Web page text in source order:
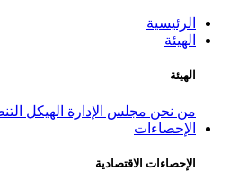
الرئيسية
الهيئة
الهيئة
من نحن مجلس الإدارة الهيكل
الإحصاءات
الإحصاءات الاقتصادية